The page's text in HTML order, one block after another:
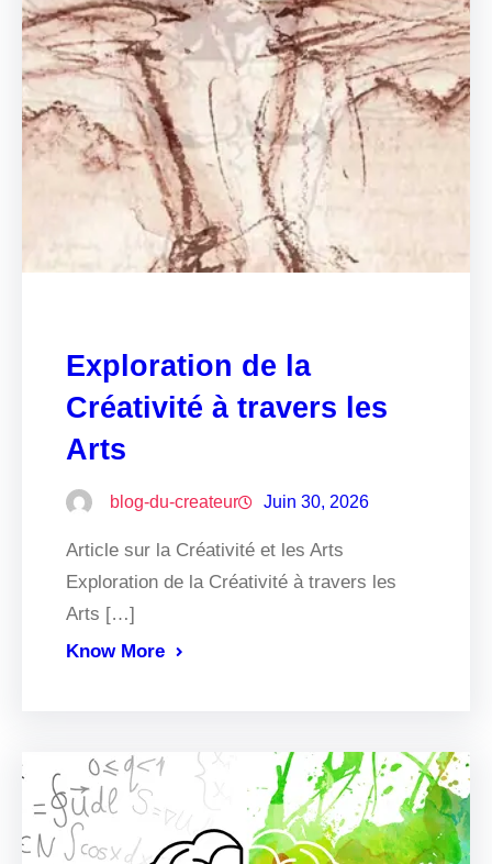
Exploration de la
Créativité à travers les
Arts
blog-du-createur Juin 30, 2026
Article sur la Créativité et les Arts
Exploration de la Créativité à travers les
Arts […]
Know More